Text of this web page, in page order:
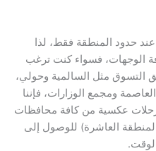
حدود المنطقة فقط، لذا
الوجهات، فسواء كنت ترغب
التسوق مثل السالمية وحولي،
ومجمع الوزارات، فإننا
رحلات عكسية من كافة محافظات
العاشرة) للوصول إلى